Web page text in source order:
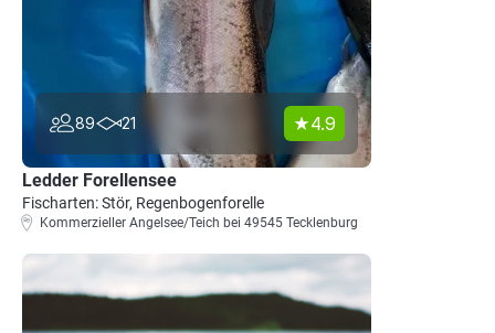
89 21 4.9
Ledder Forellensee
Fischarten: Stör, Regenbogenforelle
Kommerzieller Angelsee/Teich bei 49545 Tecklenburg